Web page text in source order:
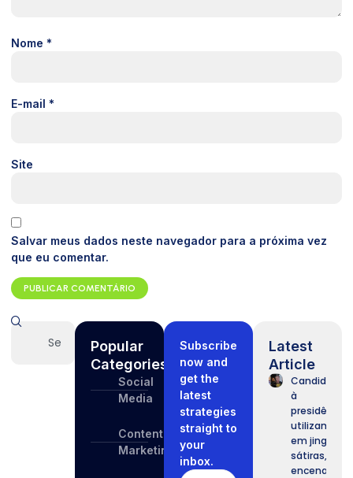
Nome *
E-mail *
Site
Salvar meus dados neste navegador para a próxima vez
que eu comentar.
Popular
Categories
Social
Media
Content
Marketing
Subscribe
now and
get the
latest
strategies
straight to
your
inbox.
Latest
Article
Candidatos
à
presidência
utilizam IA
em jingles,
sátiras,
encenações